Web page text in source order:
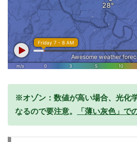
※オゾン：数値が高い場合、光化
なるので要注意。
「薄い灰色」で